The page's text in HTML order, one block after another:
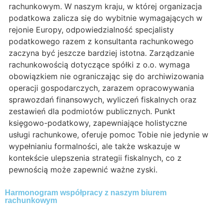
rachunkowym. W naszym kraju, w której organizacja
podatkowa zalicza się do wybitnie wymagających w
rejonie Europy, odpowiedzialność specjalisty
podatkowego razem z konsultanta rachunkowego
zaczyna być jeszcze bardziej istotna. Zarządzanie
rachunkowością dotyczące spółki z o.o. wymaga
obowiązkiem nie ograniczając się do archiwizowania
operacji gospodarczych, zarazem opracowywania
sprawozdań finansowych, wyliczeń fiskalnych oraz
zestawień dla podmiotów publicznych. Punkt
księgowo-podatkowy, zapewniające holistyczne
usługi rachunkowe, oferuje pomoc Tobie nie jedynie w
wypełnianiu formalności, ale także wskazuje w
kontekście ulepszenia strategii fiskalnych, co z
pewnością może zapewnić ważne zyski.
Harmonogram współpracy z naszym biurem
rachunkowym